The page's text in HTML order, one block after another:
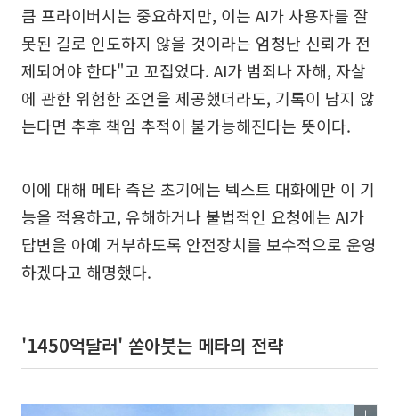
큼 프라이버시는 중요하지만, 이는 AI가 사용자를 잘
못된 길로 인도하지 않을 것이라는 엄청난 신뢰가 전
제되어야 한다"고 꼬집었다. AI가 범죄나 자해, 자살
에 관한 위험한 조언을 제공했더라도, 기록이 남지 않
는다면 추후 책임 추적이 불가능해진다는 뜻이다.
이에 대해 메타 측은 초기에는 텍스트 대화에만 이 기
능을 적용하고, 유해하거나 불법적인 요청에는 AI가
답변을 아예 거부하도록 안전장치를 보수적으로 운영
하겠다고 해명했다.
'1450억달러' 쏟아붓는 메타의 전략